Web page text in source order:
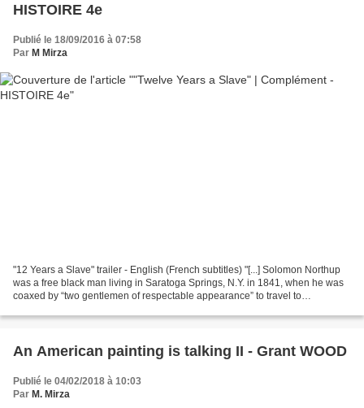
HISTOIRE 4e
Publié le 18/09/2016 à 07:58
Par M Mirza
"12 Years a Slave" trailer - English (French subtitles) "[...] Solomon Northup
was a free black man living in Saratoga Springs, N.Y. in 1841, when he was
coaxed by “two gentlemen of respectable appearance” to travel to
An American painting is talking II - Grant WOOD
Publié le 04/02/2018 à 10:03
Par M. Mirza